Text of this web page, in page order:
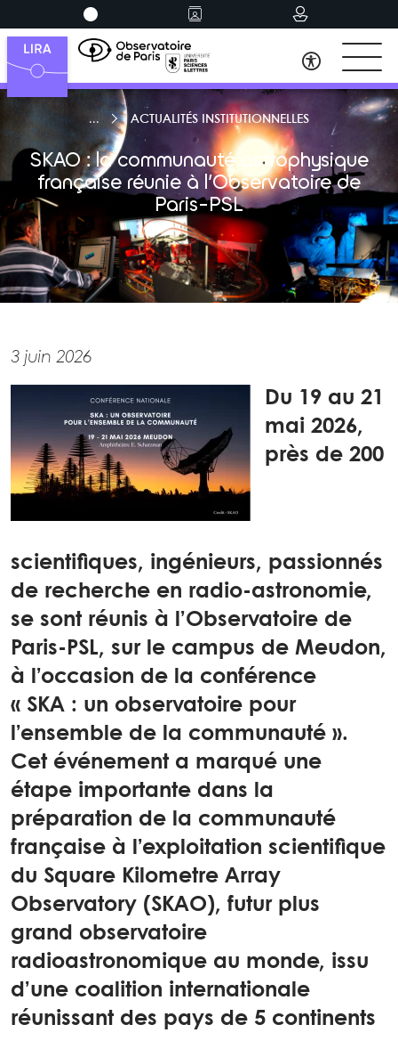
ACTUALITÉS INSTITUTIONNELLES
SKAO : la communauté astrophysique
française réunie à l’Observatoire de
Paris-PSL
3 juin 2026
Du 19 au 21
mai 2026,
près de 200
scientifiques, ingénieurs, passionnés
de recherche en radio-astronomie,
se sont réunis à l’Observatoire de
Paris-PSL, sur le campus de Meudon,
à l’occasion de la conférence
« SKA : un observatoire pour
l’ensemble de la communauté ».
Cet événement a marqué une
étape importante dans la
préparation de la communauté
française à l’exploitation scientifique
du Square Kilometre Array
Observatory (SKAO), futur plus
grand observatoire
radioastronomique au monde, issu
d’une coalition internationale
réunissant des pays de 5 continents